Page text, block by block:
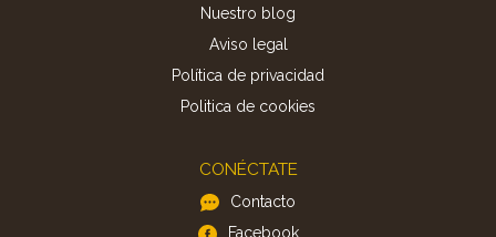
Nuestro blog
Aviso legal
Política de privacidad
Politica de cookies
CONÉCTATE
Contacto
Facebook